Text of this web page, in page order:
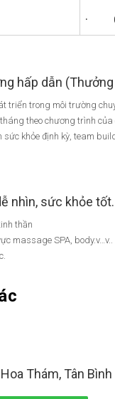
·
hấp dẫn
triển trong môi trường
theo chương trình của
khỏe định kỳ, team
nhìn, sức khỏe tốt.
thần
massage SPA, body.v…v..
Thám, Tân Bình